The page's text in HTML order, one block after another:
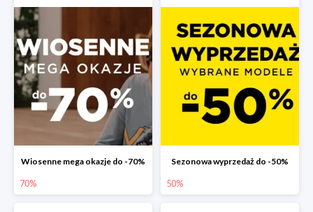
Wiosenne mega okazje do -70%
70%
Sezonowa wyprzedaż do -50%
50%